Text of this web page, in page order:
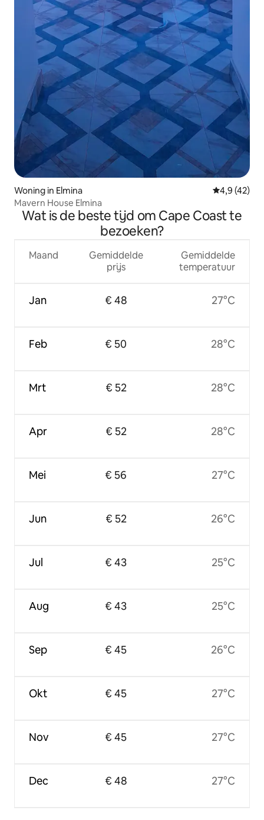
Woning in Elmina
4,9 (42)
Mavern House Elmina
Wat is de beste tijd om Cape Coast te
bezoeken?
Maand
Jan
Feb
Mrt
Apr
Mei
Jun
Jul
Aug
Sep
Okt
Nov
Dec
Gemiddelde
prijs
€ 48
€ 50
€ 52
€ 52
€ 56
€ 52
€ 43
€ 43
€ 45
€ 45
€ 45
€ 48
Gemiddelde
temperatuur
27°C
28°C
28°C
28°C
27°C
26°C
25°C
25°C
26°C
27°C
27°C
27°C